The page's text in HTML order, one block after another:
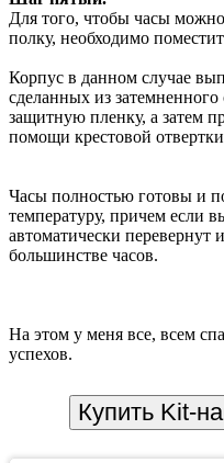
Для того, чтобы часы
полку, необходимо
Корпус в данном случае
сделанных из
защитную пленку, а затем
помощи крестовой
Часы полностью готовы и
температуру, причем если
автоматически перевернут
большинстве часов.
На этом у меня все, всем
успехов.
Купить Kit-